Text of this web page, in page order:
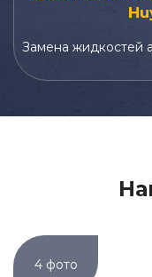
Замена жидкостей
4 фото